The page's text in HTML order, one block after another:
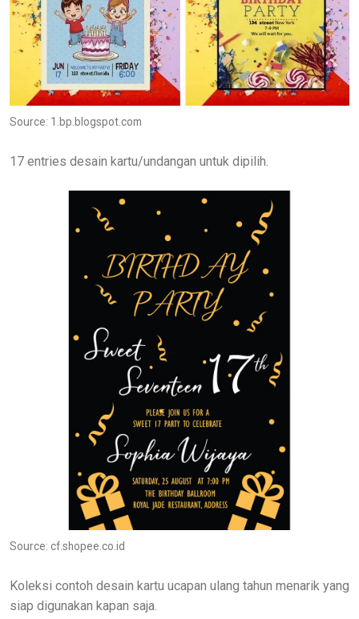
Source: 1.bp.blogspot.com
17 entries desain kartu/undangan untuk dipilih.
Source: cf.shopee.co.id
Koleksi contoh desain kartu ucapan ulang tahun menarik yang
siap digunakan kapan saja.